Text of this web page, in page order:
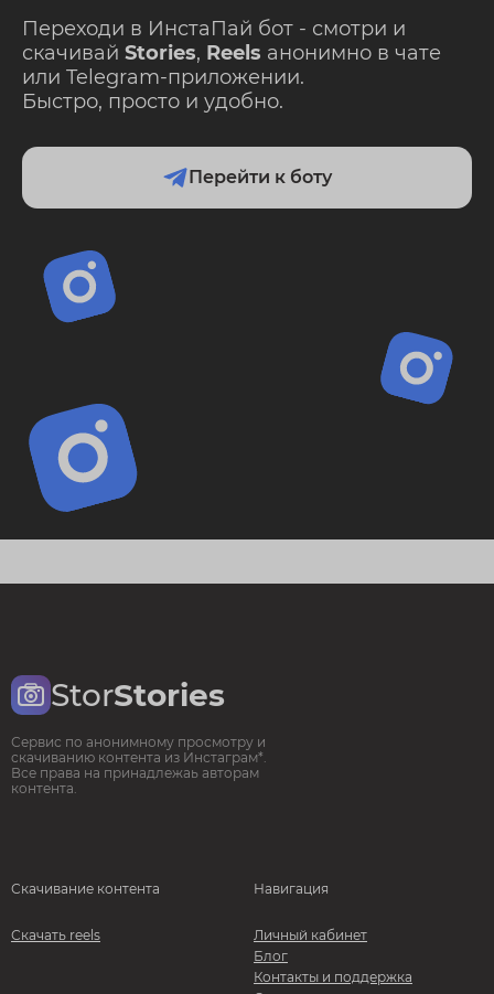
Переходи в ИнстаПай бот - смотри и
скачивай Stories, Reels анонимно в чате
или Telegram-приложении.
Быстро, просто и удобно.
Перейти к боту
StorStories
Сервис по анонимному просмотру и
скачиванию контента из Инстаграм*.
Все права на принадлежаь авторам
контента.
Скачивание контента
Скачать reels
Навигация
Личный кабинет
Блог
Контакты и поддержка